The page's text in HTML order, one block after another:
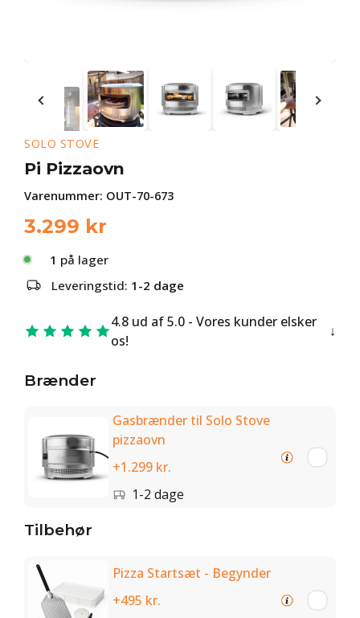
SOLO STOVE
Pi Pizzaovn
Varenummer: OUT-70-673
3.299 kr
1 på lager
Leveringstid: 1-2 dage
4.8 ud af 5.0 - Vores kunder elsker
os!
Brænder
Gasbrænder til Solo Stove
pizzaovn
+1.299 kr.
1-2 dage
Tilbehør
Pizza Startsæt - Begynder
+495 kr.